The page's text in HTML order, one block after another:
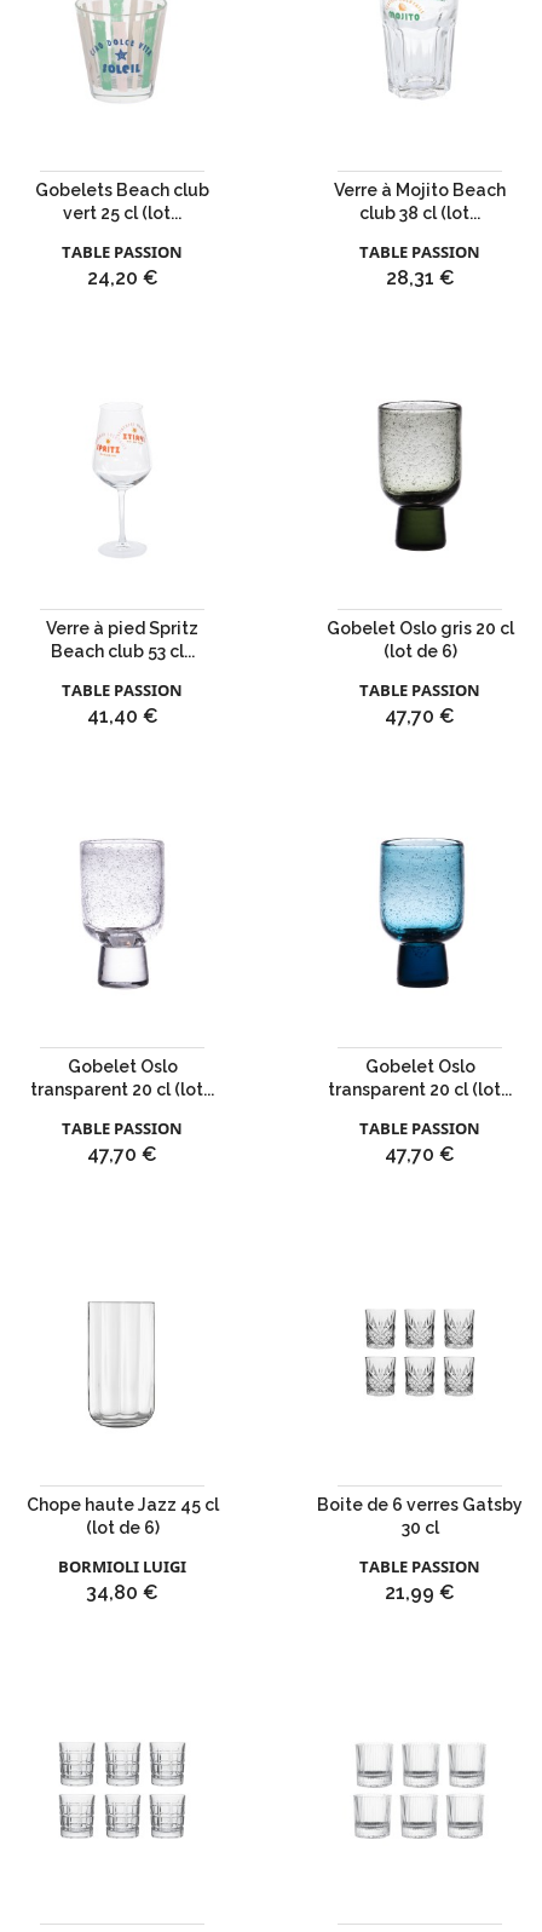
Gobelets Beach club
vert 25 cl (lot...
TABLE PASSION
Prix
24,20 €
Verre à Mojito Beach
club 38 cl (lot...
TABLE PASSION
Prix
28,31 €
Verre à pied Spritz
Beach club 53 cl...
TABLE PASSION
Prix
41,40 €
Gobelet Oslo gris 20 cl
(lot de 6)
TABLE PASSION
Prix
47,70 €
Gobelet Oslo
transparent 20 cl (lot...
TABLE PASSION
Prix
47,70 €
Gobelet Oslo
transparent 20 cl (lot...
TABLE PASSION
Prix
47,70 €
Chope haute Jazz 45 cl
(lot de 6)
BORMIOLI LUIGI
Prix
34,80 €
Boite de 6 verres Gatsby
30 cl
TABLE PASSION
Prix
21,99 €